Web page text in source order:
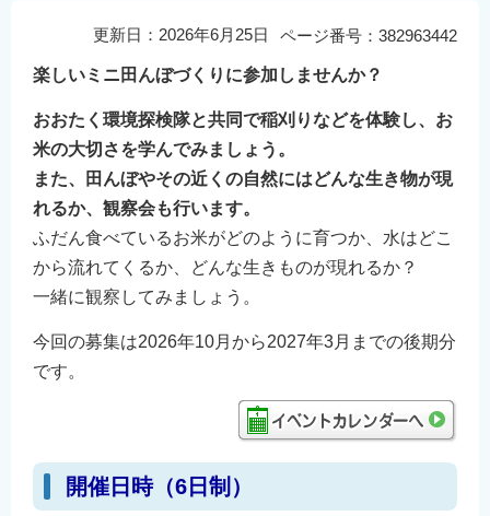
ページ番号：382963442
更新日：2026年6月25日
楽しいミニ田んぼづくりに参加しませんか？
おおたく環境探検隊と共同で稲刈りなどを体験し、お
米の大切さを学んでみましょう。
また、田んぼやその近くの自然にはどんな生き物が現
れるか、観察会も行います。
ふだん食べているお米がどのように育つか、水はどこ
から流れてくるか、どんな生きものが現れるか？
一緒に観察してみましょう。
今回の募集は2026年10月から2027年3月までの後期分
です。
開催日時（6日制）